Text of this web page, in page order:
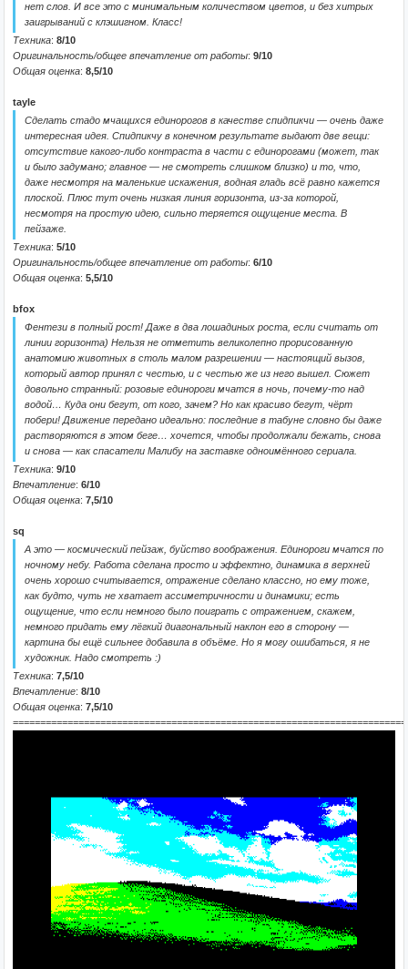
нет слов. И все это с минимальным количеством цветов, и без хитрых
заигрываний с клэшигном. Класс!
Техника: 8/10
Оригинальность/общее впечатление от работы: 9/10
Общая оценка: 8,5/10
tayle
Сделать стадо мчащихся единорогов в качестве спидпикчи — очень даже
интересная идея. Спидпикчу в конечном результате выдают две вещи:
отсутствие какого-либо контраста в части с единорогами (может, так
и было задумано; главное — не смотреть слишком близко) и то, что,
даже несмотря на маленькие искажения, водная гладь всё равно кажется
плоской. Плюс тут очень низкая линия горизонта, из-за которой,
несмотря на простую идею, сильно теряется ощущение места. В
пейзаже.
Техника: 5/10
Оригинальность/общее впечатление от работы: 6/10
Общая оценка: 5,5/10
bfox
Фентези в полный рост! Даже в два лошадиных роста, если считать от
линии горизонта) Нельзя не отметить великолепно прорисованную
анатомию животных в столь малом разрешении — настоящий вызов,
который автор принял с честью, и с честью же из него вышел. Сюжет
довольно странный: розовые единороги мчатся в ночь, почему-то над
водой… Куда они бегут, от кого, зачем? Но как красиво бегут, чёрт
побери! Движение передано идеально: последние в табуне словно бы даже
растворяются в этом беге… хочется, чтобы продолжали бежать, снова
и снова — как спасатели Малибу на заставке одноимённого сериала.
Техника: 9/10
Впечатление: 6/10
Общая оценка: 7,5/10
sq
А это — космический пейзаж, буйство воображения. Единороги мчатся по
ночному небу. Работа сделана просто и эффектно, динамика в верхней
очень хорошо считывается, отражение сделано классно, но ему тоже,
как будто, чуть не хватает ассиметричности и динамики; есть
ощущение, что если немного было поиграть с отражением, скажем,
немного придать ему лёгкий диагональный наклон его в сторону —
картина бы ещё сильнее добавила в объёме. Но я могу ошибаться, я не
художник. Надо смотреть :)
Техника: 7,5/10
Впечатление: 8/10
Общая оценка: 7,5/10